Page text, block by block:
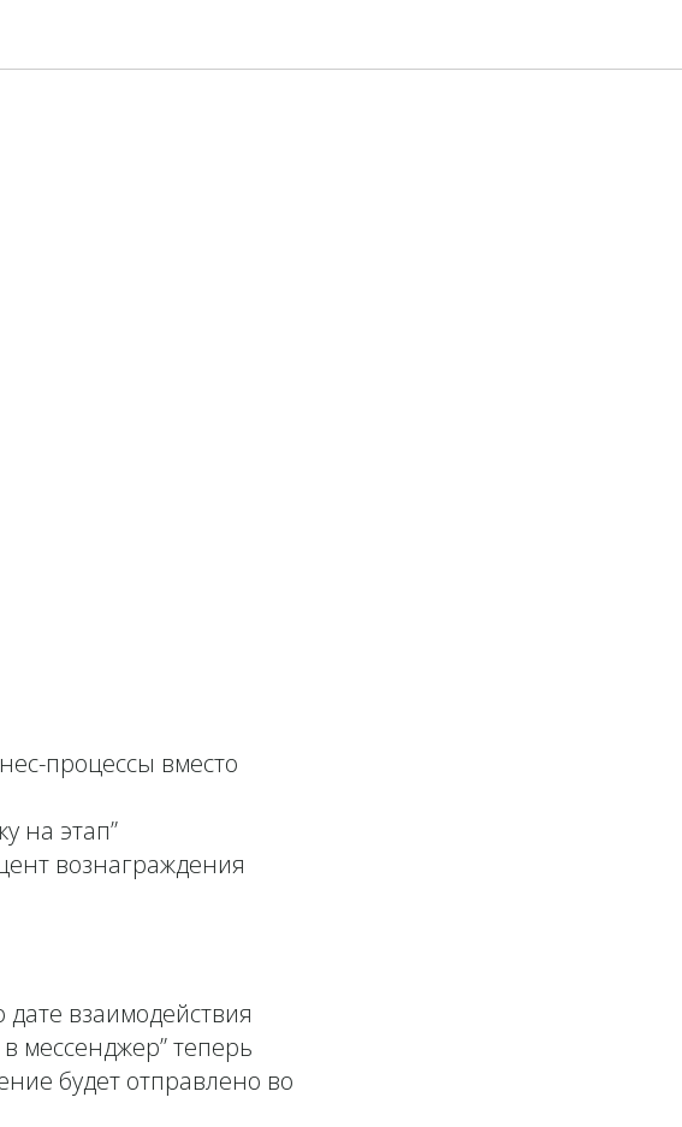
процессы вместо
на этап”
вознаграждения
взаимодействия
мессенджер” теперь
будет отправлено во